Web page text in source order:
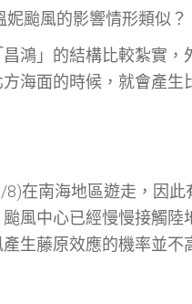
妮颱風的影響情形類似？
鴻」的結構比較紮實
海面的時候，就會產生
8)在南海地區遊走，因
風中心已經慢慢接觸
生藤原效應的機率並不